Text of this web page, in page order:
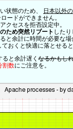
状態のため、
日本以外
ードができません。
クセスを拒否設定中。
ため突然リブート した
と余計に時間が必要な場
おくと快適に落とせると
ると余計遅く なるかもし
割数にご注意を。